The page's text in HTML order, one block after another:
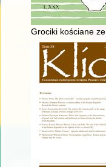
Grociki kościane